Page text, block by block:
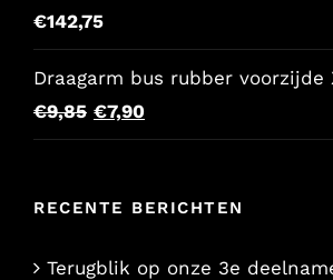
€142,75
Draagarm bus rubber voorzijde
€9,85 Oorspronkelijke
prijs
€9,85.
€7,90Huidige
prijs
€7,90.
RECENTE BERICHTEN
Terugblik op onze 3e